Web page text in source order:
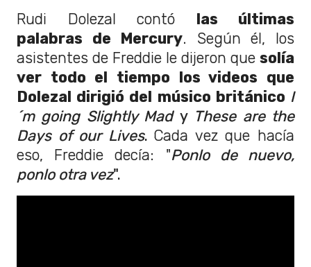
Rudi Dolezal contó las últimas
palabras de Mercury. Según él, los
asistentes de Freddie le dijeron que solía
ver todo el tiempo los videos que
Dolezal dirigió del músico británico I
´m going Slightly Mad y These are the
Days of our Lives. Cada vez que hacía
eso, Freddie decía: "Ponlo de nuevo,
ponlo otra vez".